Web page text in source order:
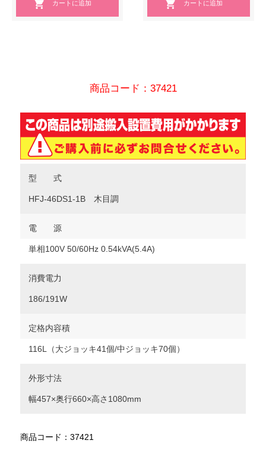
商品コード：37421
型 式
HFJ-46DS1-1B 木目調
電 源
単相100V 50/60Hz 0.54kVA(5.4A)
消費電力
186/191W
定格内容積
116L（大ジョッキ41個/中ジョッキ70個）
外形寸法
幅457×奥行660×高さ1080mm
商品コード：37421